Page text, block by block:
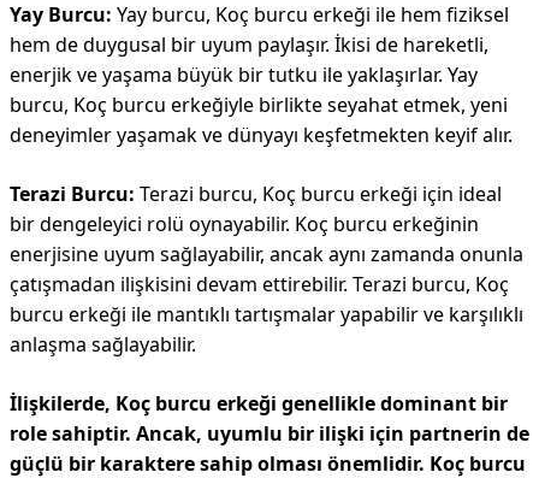
Yay Burcu: Yay burcu, Koç burcu erkeği ile hem fiziksel
hem de duygusal bir uyum paylaşır. İkisi de hareketli,
enerjik ve yaşama büyük bir tutku ile yaklaşırlar. Yay
burcu, Koç burcu erkeğiyle birlikte seyahat etmek, yeni
deneyimler yaşamak ve dünyayı keşfetmekten keyif alır.
Terazi Burcu: Terazi burcu, Koç burcu erkeği için ideal
bir dengeleyici rolü oynayabilir. Koç burcu erkeğinin
enerjisine uyum sağlayabilir, ancak aynı zamanda onunla
çatışmadan ilişkisini devam ettirebilir. Terazi burcu, Koç
burcu erkeği ile mantıklı tartışmalar yapabilir ve karşılıklı
anlaşma sağlayabilir.
İlişkilerde, Koç burcu erkeği genellikle dominant bir
role sahiptir. Ancak, uyumlu bir ilişki için partnerin de
güçlü bir karaktere sahip olması önemlidir. Koç burcu